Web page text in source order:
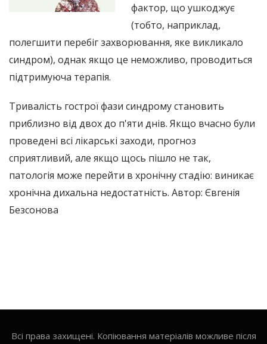
фактор, що ушкоджує
(тобто, наприклад,
полегшити перебіг захворювання, яке викликало
синдром), однак якщо це неможливо, проводиться
підтримуюча терапія.
Тривалість гострої фази синдрому становить
приблизно від двох до п'яти днів. Якщо вчасно були
проведені всі лікарські заходи, прогноз
сприятливий, але якщо щось пішло не так,
патологія може перейти в хронічну стадію: виникає
хронічна дихальна недостатність. Автор: Євгенія
Безсонова
Всі права захищені. Копіювання матеріалів можливе після